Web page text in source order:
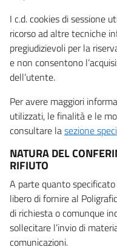
I c.d. cookies di sessione
ricorso ad altre tecniche
pregiudizievoli per la
e non consentono
dell’utente.
Per avere maggiori
utilizzati, le finalità e le
consultare lasezione
NATURA DEL
RIFIUTO
A parte quanto
libero di fornire al
di richiesta o comunque
sollecitare l’invio di
comunicazioni.